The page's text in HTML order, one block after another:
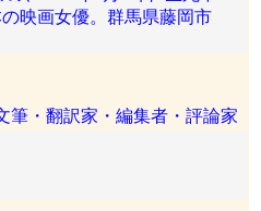
映画女優。群馬県藤岡市
筆・翻訳家・編集者・評論家